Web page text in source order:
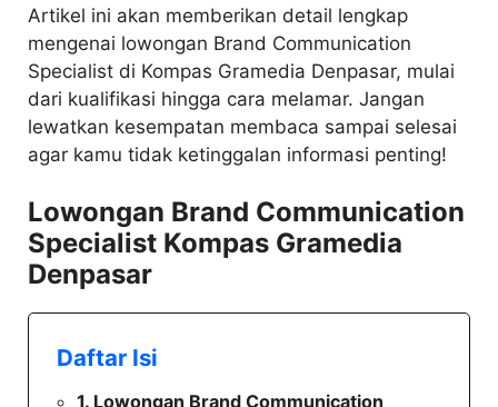
Artikel ini akan memberikan detail lengkap
mengenai lowongan Brand Communication
Specialist di Kompas Gramedia Denpasar, mulai
dari kualifikasi hingga cara melamar. Jangan
lewatkan kesempatan membaca sampai selesai
agar kamu tidak ketinggalan informasi penting!
Lowongan Brand Communication
Specialist Kompas Gramedia
Denpasar
Daftar Isi
Lowongan Brand Communication